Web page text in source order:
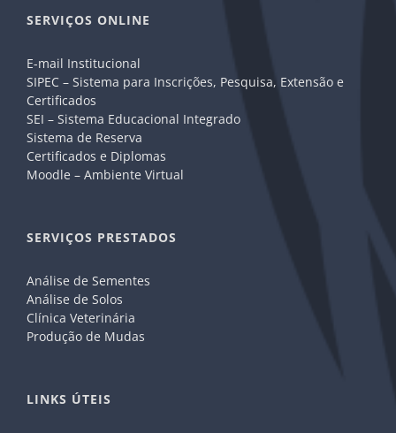
SERVIÇOS ONLINE
E-mail Institucional
SIPEC – Sistema para Inscrições, Pesquisa, Extensão e
Certificados
SEI – Sistema Educacional Integrado
Sistema de Reserva
Certificados e Diplomas
Moodle – Ambiente Virtual
SERVIÇOS PRESTADOS
Análise de Sementes
Análise de Solos
Clínica Veterinária
Produção de Mudas
LINKS ÚTEIS